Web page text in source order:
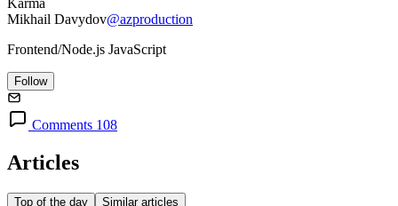
Mikhail Davydov@azproduction
Frontend/Node.js JavaScript
Follow
Comments 108
Articles
Top of the day Similar articles